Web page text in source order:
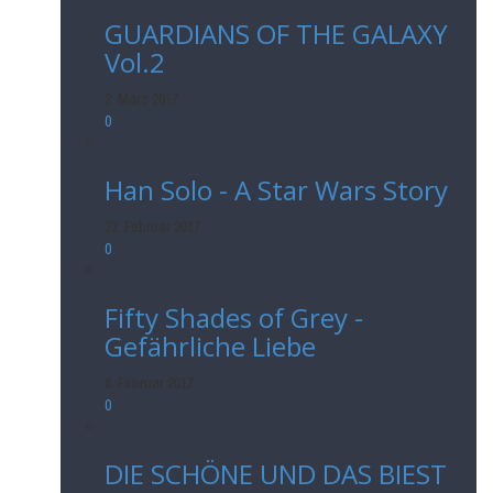
GUARDIANS OF THE GALAXY
Vol.2
0
Han Solo - A Star Wars Story
0
Fifty Shades of Grey -
Gefährliche Liebe
0
DIE SCHÖNE UND DAS BIEST